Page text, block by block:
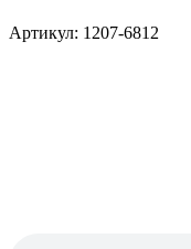
Артикул: 1207-6812